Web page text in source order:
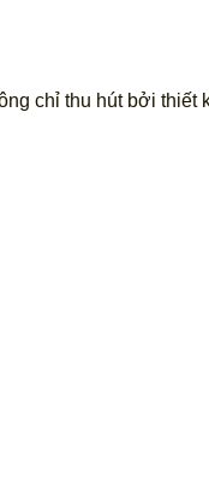
chỉ thu hút bởi thiết